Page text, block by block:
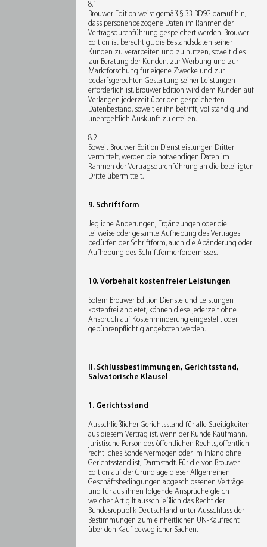
8.1
Brouwer Edition weist gemäß § 33 BDSG darauf hin,
dass personenbezogene Daten im Rahmen der
Vertragsdurchführung gespeichert werden. Brouwer
Edition ist berechtigt, die Bestandsdaten seiner
Kunden zu verarbeiten und zu nutzen, soweit dies
zur Beratung der Kunden, zur Werbung und zur
Marktforschung für eigene Zwecke und zur
bedarfsgerechten Gestaltung seiner Leistungen
erforderlich ist. Brouwer Edition wird dem Kunden auf
Verlangen jederzeit über den gespeicherten
Datenbestand, soweit er ihn betrifft, vollständig und
unentgeltlich Auskunft zu erteilen.
8.2
Soweit Brouwer Edition Dienstleistungen Dritter
vermittelt, werden die notwendigen Daten im
Rahmen der Vertragsdurchführung an die beteiligten
Dritte übermittelt.
9. Schriftform
Jegliche Änderungen, Ergänzungen oder die
teilweise oder gesamte Aufhebung des Vertrages
bedürfen der Schriftform, auch die Abänderung oder
Aufhebung des Schriftformerfordernisses.
10. Vorbehalt kostenfreier Leistungen
Sofern Brouwer Edition Dienste und Leistungen
kostenfrei anbietet, können diese jederzeit ohne
Anspruch auf Kostenminderung eingestellt oder
gebührenpflichtig angeboten werden.
II. Schlussbestimmungen, Gerichtsstand,
Salvatorische Klausel
1. Gerichtsstand
Ausschließlicher Gerichtsstand für alle Streitigkeiten
aus diesem Vertrag ist, wenn der Kunde Kaufmann,
juristische Person des öffentlichen Rechts, öffentlich-
rechtliches Sondervermögen oder im Inland ohne
Gerichtsstand ist, Darmstadt. Für die von Brouwer
Edition auf der Grundlage dieser Allgemeinen
Geschäftsbedingungen abgeschlossenen Verträge
und für aus ihnen folgende Ansprüche gleich
welcher Art gilt ausschließlich das Recht der
Bundesrepublik Deutschland unter Ausschluss der
Bestimmungen zum einheitlichen UN-Kaufrecht
über den Kauf beweglicher Sachen.